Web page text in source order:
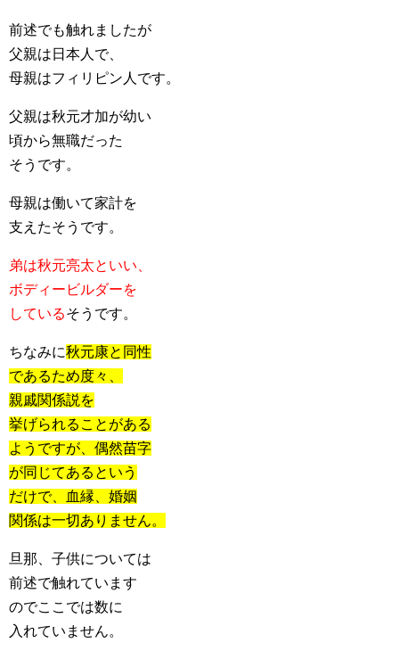
前述でも触れましたが
父親は日本人で、
母親はフィリピン人です。
父親は秋元才加が幼い
頃から無職だった
そうです。
母親は働いて家計を
支えたそうです。
弟は秋元亮太といい、
ボディービルダーを
しているそうです。
ちなみに秋元康と同性
であるため度々、
親戚関係説を
挙げられることがある
ようですが、偶然苗字
が同じてあるという
だけで、血縁、婚姻
関係は一切ありません。
旦那、子供については
前述で触れています
のでここでは数に
入れていません。